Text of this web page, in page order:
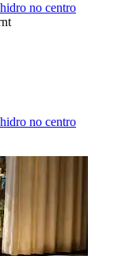
no centro
no centro